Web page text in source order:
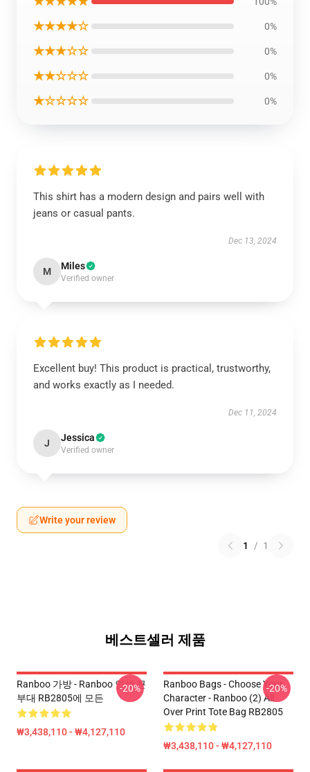
★★★★☆ 0%
★★★☆☆ 0%
★★☆☆☆ 0%
★☆☆☆☆ 0%
This shirt has a modern design and pairs well with
jeans or casual pants.
Dec 13, 2024
M Miles
Verified owner
Excellent buy! This product is practical, trustworthy,
and works exactly as I needed.
Dec 11, 2024
J Jessica
Verified owner
Write your review
1 / 1
베스트셀러 제품
Ranboo 가방 - Ranboo 인쇄 끈
부대 RB2805에 모든
₩3,438,110 - ₩4,127,110
-20%
Ranboo Bags - Choose Your
Character - Ranboo (2) All
Over Print Tote Bag RB2805
₩3,438,110 - ₩4,127,110
-20%